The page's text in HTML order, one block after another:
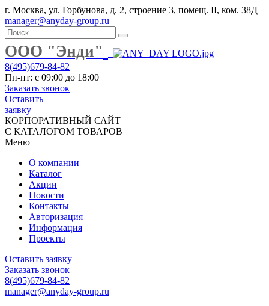
г. Москва, ул. Горбунова, д. 2, строение 3, помещ. II, ком. 38Д
manager@anyday-group.ru
ООО "Энди"
8(495)679-84-82
Пн-пт: с 09:00 до 18:00
Заказать звонок
Оставить
заявку
КОРПОРАТИВНЫЙ САЙТ
С КАТАЛОГОМ ТОВАРОВ
Меню
О компании
Каталог
Акции
Новости
Контакты
Авторизация
Информация
Проекты
Оставить заявку
Заказать звонок
8(495)679-84-82
manager@anyday-group.ru